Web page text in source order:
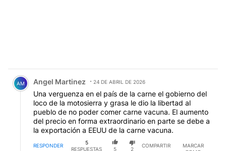
Comentario de Angel Martinez.
AM Angel Martinez 24 DE ABRIL DE 2026
Una verguenza en el país de la carne el gobierno del
loco de la motosierra y grasa le dio la libertad al
pueblo de no poder comer carne vacuna. El aumento
del precio en forma extraordinario en parte se debe a
la exportación a EEUU de la carne vacuna.
RESPONDER
5
RESPUESTAS
5 2
COMPARTIR
MARCAR